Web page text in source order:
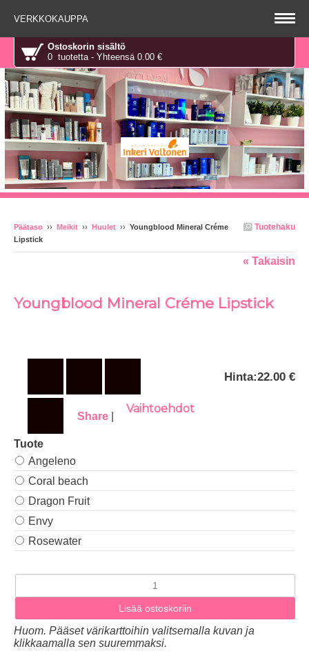
VERKKOKAUPPA
Ostoskorin sisältö
0 tuotetta - Yhteensä 0.00 €
Tuotehaku
Päätaso ›› Meikit ›› Huulet ›› Youngblood Mineral Créme
Lipstick
« Takaisin
Youngblood Mineral Créme Lipstick
Share
Hinta:22.00 €
Vaihtoehdot
Tuote
Angeleno
Coral beach
Dragon Fruit
Envy
Rosewater
Huom. Pääset värikarttoihin valitsemalla kuvan ja
klikkaamalla sen suuremmaksi.